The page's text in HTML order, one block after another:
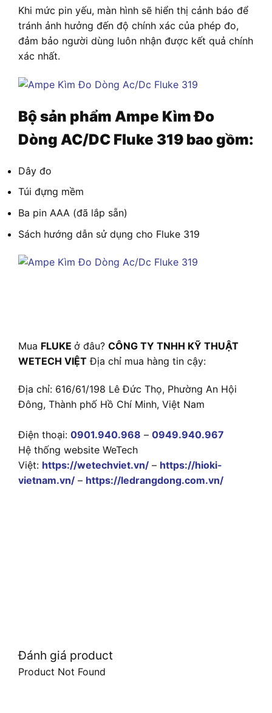
Khi mức pin yếu, màn hình sẽ hiển thị cảnh báo để
tránh ảnh hưởng đến độ chính xác của phép đo,
đảm bảo người dùng luôn nhận được kết quả chính
xác nhất.
Bộ sản phẩm Ampe Kìm Đo
Dòng AC/DC Fluke 319 bao gồm:
Dây đo
Túi đựng mềm
Ba pin AAA (đã lắp sẵn)
Sách hướng dẫn sử dụng cho Fluke 319
Mua FLUKE ở đâu? CÔNG TY TNHH KỸ THUẬT
WETECH VIỆT Địa chỉ mua hàng tin cậy:
Địa chỉ: 616/61/198 Lê Đức Thọ, Phường An Hội
Đông, Thành phố Hồ Chí Minh, Việt Nam
Điện thoại: 0901.940.968 – 0949.940.967
Hệ thống website WeTech
Việt: https://wetechviet.vn/ – https://hioki-
vietnam.vn/ – https://ledrangdong.com.vn/
Đánh giá product
Product Not Found